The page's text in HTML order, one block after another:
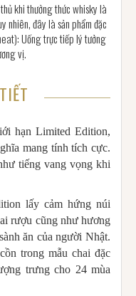
khi thưởng thức whisky là
nhiên, đây là sản phẩm đặc
Uống trực tiếp lý tưởng
vị.
hạn Limited Edition,
mang tính tích cực.
tiếng vang vọng khi
lấy cảm hứng núi
rượu cũng như hương
ăn của người Nhật.
trong mẫu chai đặc
trưng cho 24 mùa